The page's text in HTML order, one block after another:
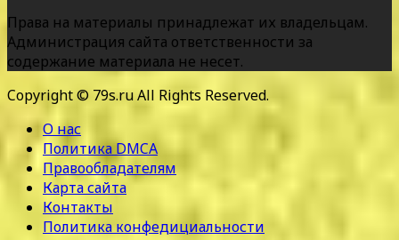
Права на материалы принадлежат их владельцам.
Администрация сайта ответственности за
содержание материала не несет.
Copyright © 79s.ru All Rights Reserved.
О нас
Политика DMCA
Правообладателям
Карта сайта
Контакты
Политика конфедициальности